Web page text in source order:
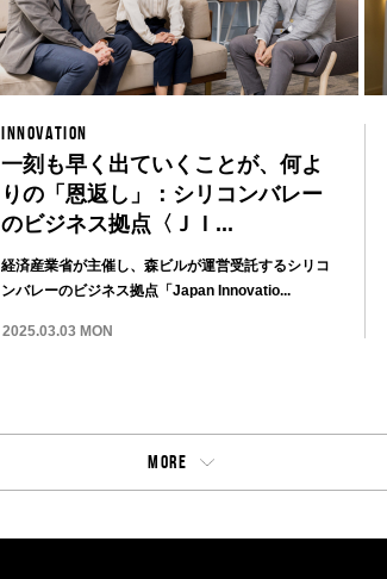
INNOVATION
一刻も早く出ていくことが、何よ
りの「恩返し」：シリコンバレー
のビジネス拠点〈ＪＩ...
経済産業省が主催し、森ビルが運営受託するシリコ
ンバレーのビジネス拠点「Japan Innovatio...
2025.03.03 MON
MORE